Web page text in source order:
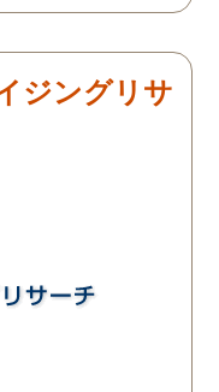
ジングリサ